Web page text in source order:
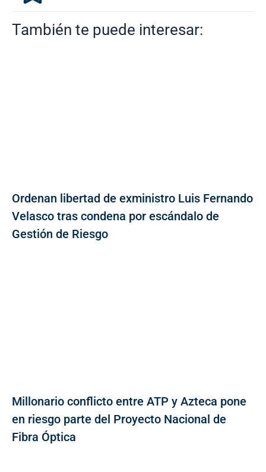
También te puede interesar:
Ordenan libertad de exministro Luis Fernando
Velasco tras condena por escándalo de
Gestión de Riesgo
Millonario conflicto entre ATP y Azteca pone
en riesgo parte del Proyecto Nacional de
Fibra Óptica